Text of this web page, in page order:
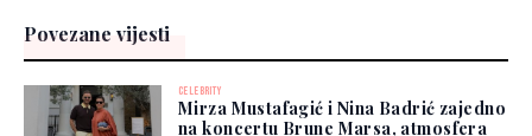
Povezane vijesti
CELEBRITY
Mirza Mustafagić i Nina Badrić zajedno
na koncertu Brune Marsa, atmosfera